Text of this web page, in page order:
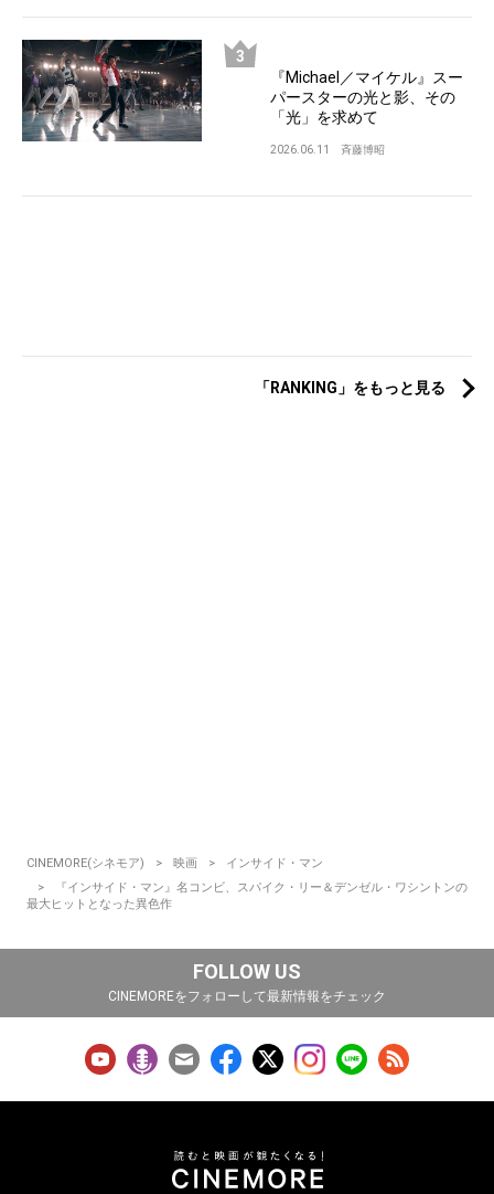
『Michael／マイケル』スー
パースターの光と影、その
「光」を求めて
2026.06.11 斉藤博昭
「RANKING」をもっと見る
CINEMORE(シネモア) 映画
インサイド・マン
『インサイド・マン』名コンビ、スパイク・リー＆デンゼル・ワシントンの
最大ヒットとなった異色作
FOLLOW US
CINEMOREをフォローして最新情報をチェック